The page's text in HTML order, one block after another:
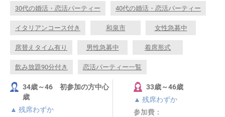
30代の婚活・恋活パーティー 40代の婚活・恋活パーティー
イタリアンコース付き 和泉市 女性急募中
席替えタイム有り 男性急募中 着席形式
飲み放題90分付き 恋活パーティー一覧
34歳～46 初参加の方中心
歳
▲ 残席わずか
33歳～46歳
▲ 残席わずか
参加費：